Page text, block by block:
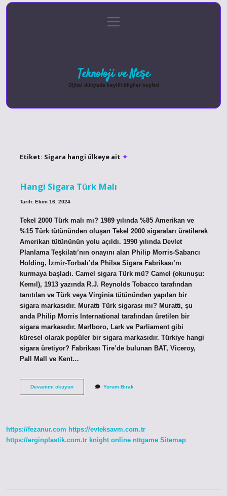
Gizlilik Politikası
menüyü
aç
Teknoloji ve Neşe
Dijital dünyada keyifli bilgiler keşfet!
Etiket: Sigara hangi ülkeye ait
Hangi Sigara Türk Malı
Tarih: Ekim 16, 2024
Tekel 2000 Türk malı mı? 1989 yılında %85 Amerikan ve
%15 Türk tütününden oluşan Tekel 2000 sigaraları üretilerek
Amerikan tütününün yolu açıldı. 1990 yılında Devlet
Planlama Teşkilatı’nın onayını alan Philip Morris-Sabancı
Holding, İzmir-Torbalı’da Philsa Sigara Fabrikası’nı
kurmaya başladı. Camel sigara Türk mü? Camel (okunuşu:
Kemıl), 1913 yazında R.J. Reynolds Tobacco tarafından
tanıtılan ve Türk veya Virginia tütününden yapılan bir
sigara markasıdır. Murattı Türk sigarası mı? Muratti, şu
anda Philip Morris International tarafından üretilen bir
sigara markasıdır. Marlboro, Lark ve Parliament gibi
küresel olarak popüler bir sigara markasıdır. Türkiye hangi
sigara üretiyor? Fabrikası Tire’de bulunan BAT, Viceroy,
Pall Mall ve Kent…
Devamını okuyunHangi
Yorum Bırak
https://fezanur.com https://evteksavm.com.tr
https://erginplastik.com.tr knight online nttgame Sitemap